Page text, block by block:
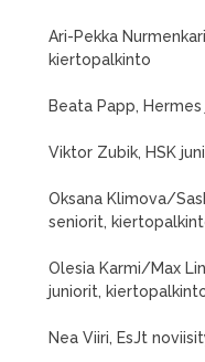
Ari-Pekka
kiertopalkinto
Beata Papp,
Viktor Zubik, HSK
Oksana Klimova/
seniorit,
Olesia Karmi/Max
juniorit,
Nea Viiri, EsJt